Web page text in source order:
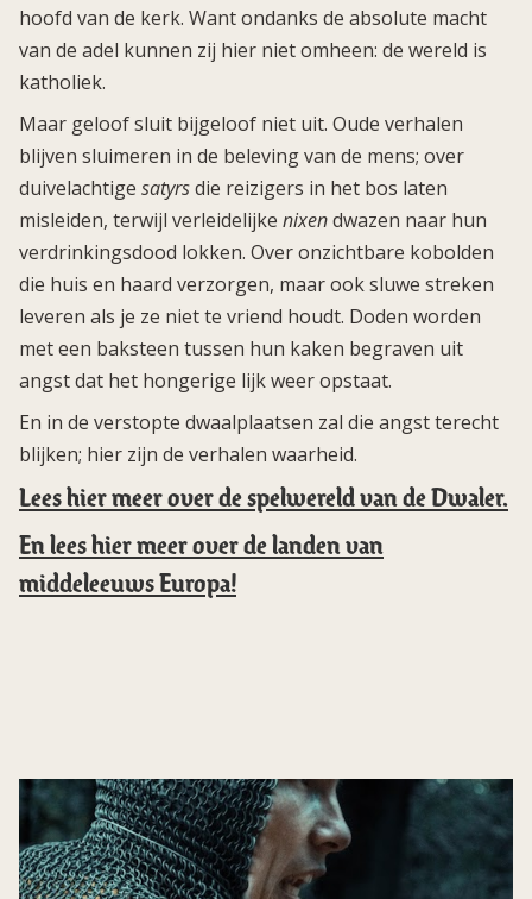
hoofd van de kerk. Want ondanks de absolute macht
van de adel kunnen zij hier niet omheen: de wereld is
katholiek.
Maar geloof sluit bijgeloof niet uit. Oude verhalen
blijven sluimeren in de beleving van de mens; over
duivelachtige satyrsdie reizigers in het bos laten
misleiden, terwijl verleidelijke nixendwazen naar hun
verdrinkingsdood lokken. Over onzichtbare kobolden
die huis en haard verzorgen, maar ook sluwe streken
leveren als je ze niet te vriend houdt. Doden worden
met een baksteen tussen hun kaken begraven uit
angst dat het hongerige lijk weer opstaat.
En in de verstopte dwaalplaatsen zal die angst terecht
blijken; hier zijn de verhalen waarheid.
Lees hier meer over de spelwereld van de Dwaler.
En lees hier meer over de landen van
middeleeuws Europa!